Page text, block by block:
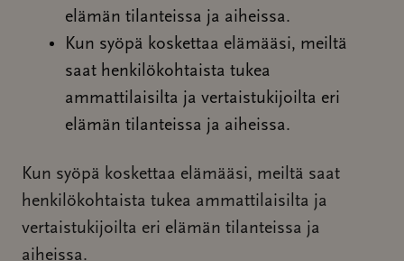
elämän tilanteissa ja aiheissa.
Kun syöpä koskettaa elämääsi, meiltä
saat henkilökohtaista tukea
ammattilaisilta ja vertaistukijoilta eri
elämän tilanteissa ja aiheissa.
Kun syöpä koskettaa elämääsi, meiltä saat
henkilökohtaista tukea ammattilaisilta ja
vertaistukijoilta eri elämän tilanteissa ja
aiheissa.